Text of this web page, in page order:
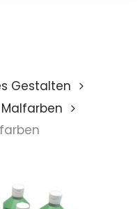
Gestalten
Malfarben